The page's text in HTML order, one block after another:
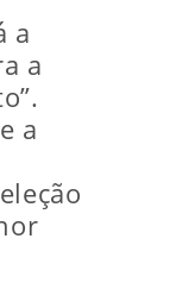
a
a
a